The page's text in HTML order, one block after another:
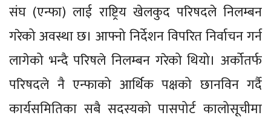
संघ (एन्फा) लाई राष्ट्रिय खेलकुद परिषदले निलम्बन
गरेको अवस्था छ। आफ्नो निर्देशन विपरित निर्वाचन गर्न
लागेको भन्दै परिषले निलम्बन गरेको थियो। अर्कोतर्फ
परिषदले नै एन्फाको आर्थिक पक्षको छानविन गर्दै
कार्यसमितिका सबै सदस्यको पासपोर्ट कालोसूचीमा